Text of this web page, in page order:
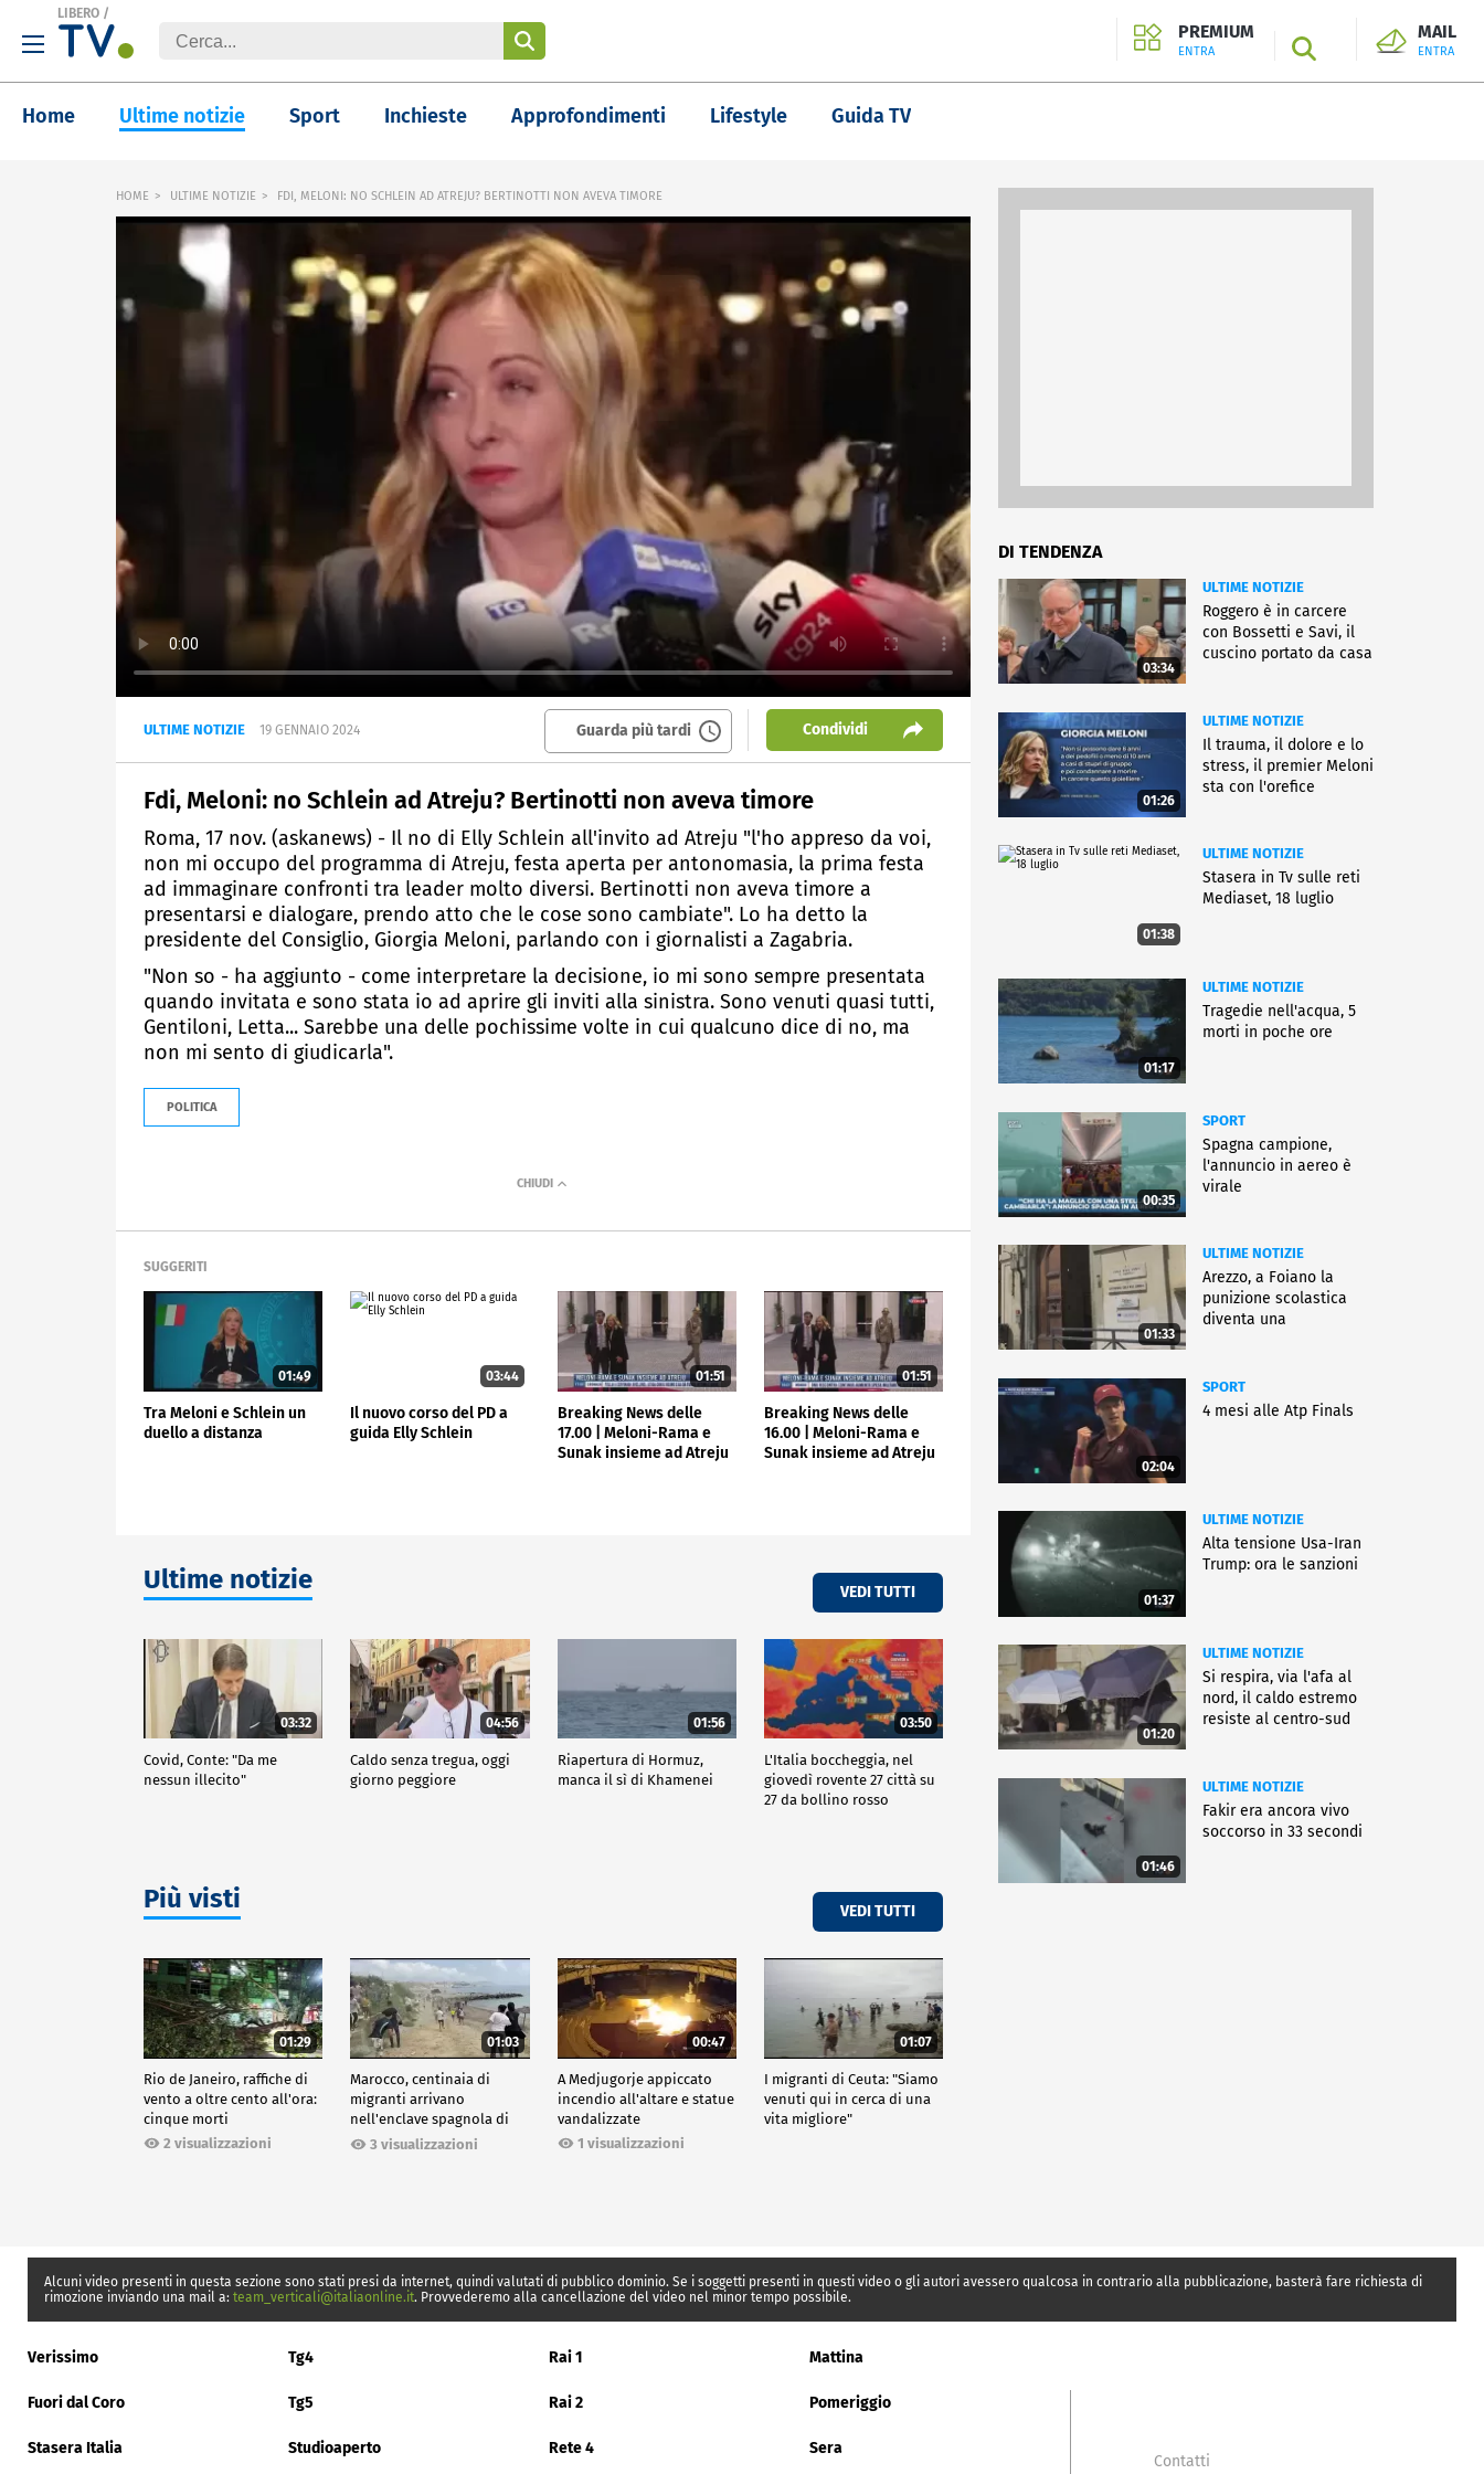
LIBERO /
PREMIUM
ENTRA SEARCH
MAIL
ENTRA
Home Ultime notizie Sport Inchieste Approfondimenti Lifestyle Guida TV
HOME ULTIME NOTIZIE FDI, MELONI: NO SCHLEIN AD ATREJU? BERTINOTTI NON AVEVA TIMORE
ULTIME NOTIZIE 19 GENNAIO 2024 Guarda più tardi Condividi
Fdi, Meloni: no Schlein ad Atreju? Bertinotti non aveva timore
Roma, 17 nov. (askanews) - Il no di Elly Schlein all'invito ad Atreju "l'ho appreso da voi,
non mi occupo del programma di Atreju, festa aperta per antonomasia, la prima festa
ad immaginare confronti tra leader molto diversi. Bertinotti non aveva timore a
presentarsi e dialogare, prendo atto che le cose sono cambiate". Lo ha detto la
presidente del Consiglio, Giorgia Meloni, parlando con i giornalisti a Zagabria.
"Non so - ha aggiunto - come interpretare la decisione, io mi sono sempre presentata
quando invitata e sono stata io ad aprire gli inviti alla sinistra. Sono venuti quasi tutti,
Gentiloni, Letta... Sarebbe una delle pochissime volte in cui qualcuno dice di no, ma
non mi sento di giudicarla".
POLITICA
SUGGERITI
01:49
Tra Meloni e Schlein un
duello a distanza
03:44
Il nuovo corso del PD a
guida Elly Schlein
01:51
Breaking News delle
17.00 | Meloni-Rama e
Sunak insieme ad Atreju
01:51
Breaking News delle
16.00 | Meloni-Rama e
Sunak insieme ad Atreju
Ultime notizie VEDI TUTTI
03:32
Covid, Conte: "Da me
nessun illecito"
04:56
Caldo senza tregua, oggi
giorno peggiore
01:56
Riapertura di Hormuz,
manca il sì di Khamenei
03:50
L'Italia boccheggia, nel
giovedì rovente 27 città su
27 da bollino rosso
Più visti VEDI TUTTI
01:29
Rio de Janeiro, raffiche di
vento a oltre cento all'ora:
cinque morti
2 visualizzazioni
01:03
Marocco, centinaia di
migranti arrivano
nell'enclave spagnola di
Ceuta3 visualizzazioni
00:47
A Medjugorje appiccato
incendio all'altare e statue
vandalizzate
1 visualizzazioni
01:07
I migranti di Ceuta: "Siamo
venuti qui in cerca di una
vita migliore"
DI TENDENZA
03:34
ULTIME NOTIZIE
Roggero è in carcere
con Bossetti e Savi, il
cuscino portato da casa
01:26
ULTIME NOTIZIE
Il trauma, il dolore e lo
stress, il premier Meloni
sta con l'orefice
01:38
ULTIME NOTIZIE
Stasera in Tv sulle reti
Mediaset, 18 luglio
01:17
ULTIME NOTIZIE
Tragedie nell'acqua, 5
morti in poche ore
00:35
SPORT
Spagna campione,
l'annuncio in aereo è
virale
01:33
ULTIME NOTIZIE
Arezzo, a Foiano la
punizione scolastica
diventa una
02:04
SPORT
4 mesi alle Atp Finals
01:37
ULTIME NOTIZIE
Alta tensione Usa-Iran
Trump: ora le sanzioni
01:20
ULTIME NOTIZIE
Si respira, via l'afa al
nord, il caldo estremo
resiste al centro-sud
01:46
ULTIME NOTIZIE
Fakir era ancora vivo
soccorso in 33 secondi
Alcuni video presenti in questa sezione sono stati presi da internet, quindi valutati di pubblico dominio. Se i soggetti presenti in questi video o gli autori avessero qualcosa in contrario alla pubblicazione, basterà fare richiesta di
rimozione inviando una mail a: team_verticali@italiaonline.it. Provvederemo alla cancellazione del video nel minor tempo possibile.
Verissimo Tg4 Rai 1 Mattina
Fuori dal Coro Tg5 Rai 2 Pomeriggio
Stasera Italia Studioaperto Rete 4 Sera
Contatti